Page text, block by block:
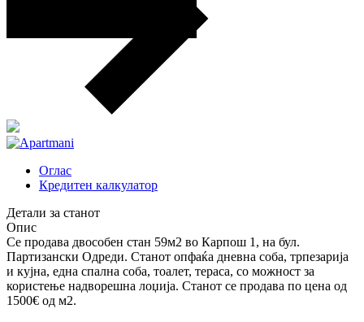
Оглас
Кредитен калкулатор
Детали за станот
Опис
Се продава двособен стан 59м2 во Карпош 1, на бул.
Партизански Одреди. Станот опфаќа дневна соба, трпезарија
и кујна, една спална соба, тоалет, тераса, со можност за
користење надворешна лоџија. Станот се продава по цена од
1500€ од м2.